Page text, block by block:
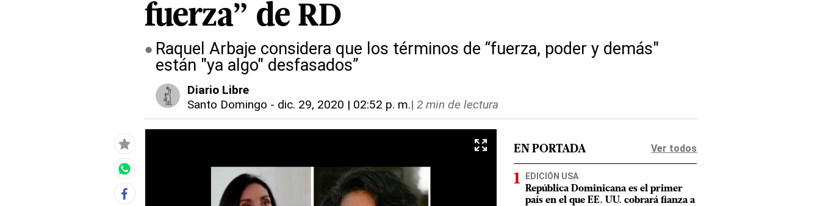
fuerza” de RD
Raquel Arbaje considera que los términos de “fuerza, poder y demás"
están "ya algo" desfasados”
Diario Libre
Santo Domingo - dic. 29, 2020 | 02:52 p. m.| 2 min de lectura
EN PORTADA Ver todos
EDICIÓN USA
República Dominicana es el primer
país en el que EE. UU. cobrará fianza a